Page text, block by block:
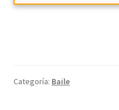
Categoría: Baile